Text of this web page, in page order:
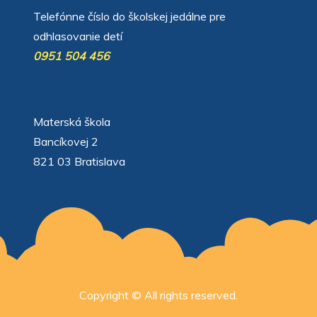
Telefónne číslo do školskej jedálne pre
odhlasovanie detí
0951 504 456
Materská škola
Bancíkovej 2
821 03 Bratislava
Copyright © All rights reserved.